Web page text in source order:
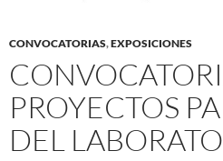
CONVOCATORIAS,EXPOSICIONES
PROYECTOS
DEL